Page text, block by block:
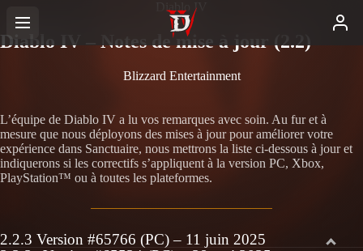
Diablo IV
Diablo IV – Notes de mise à jour (2.2)
Blizzard Entertainment
L’équipe de Diablo IV a lu vos remarques avec soin. Au fur et à
mesure que nous déployons des mises à jour pour améliorer votre
expérience dans Sanctuaire, nous mettrons la liste ci-dessous à jour et
indiquerons si les correctifs s’appliquent à la version PC, Xbox,
PlayStation™ ou à toutes les plateformes.
2.2.3 Version #65766 (PC) – 11 juin 2025